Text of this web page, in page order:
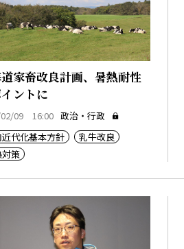
家畜改良計画、暑熱耐性
ントに
02/09 16:00 政治・行政
代化基本方針
乳牛改良
策